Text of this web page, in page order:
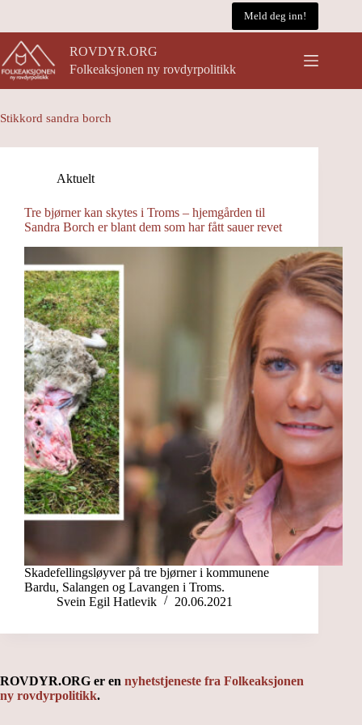
innholdet
Meld deg inn!
ROVDYR.ORG
Folkeaksjonen ny rovdyrpolitikk
Stikkord sandra borch
Aktuelt
Tre bjørner kan skytes i Troms – hjemgården til
Sandra Borch er blant dem som har fått sauer revet
Skadefellingsløyver på tre bjørner i kommunene
Bardu, Salangen og Lavangen i Troms.
Svein Egil Hatlevik
20.06.2021
ROVDYR.ORG er en nyhetstjeneste fra Folkeaksjonen
ny rovdyrpolitikk.